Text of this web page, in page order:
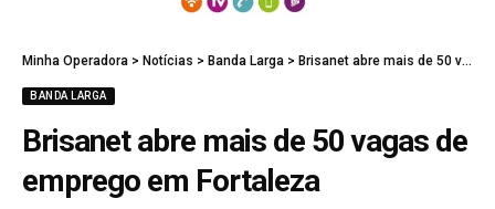
Minha Operadora > Notícias > Banda Larga > Brisanet abre mais de 50 vagas de emprego em Fortaleza
BANDA LARGA
Brisanet abre mais de 50 vagas de
emprego em Fortaleza